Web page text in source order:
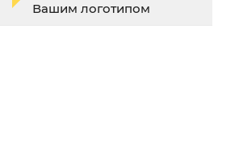
Вашим логотипом